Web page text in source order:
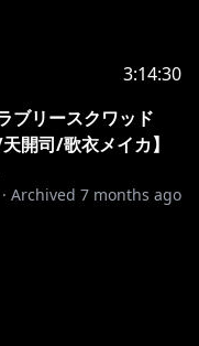
3:14:30
ブリースクワッド
開司/歌衣メイカ】
· Archived 7 months ago